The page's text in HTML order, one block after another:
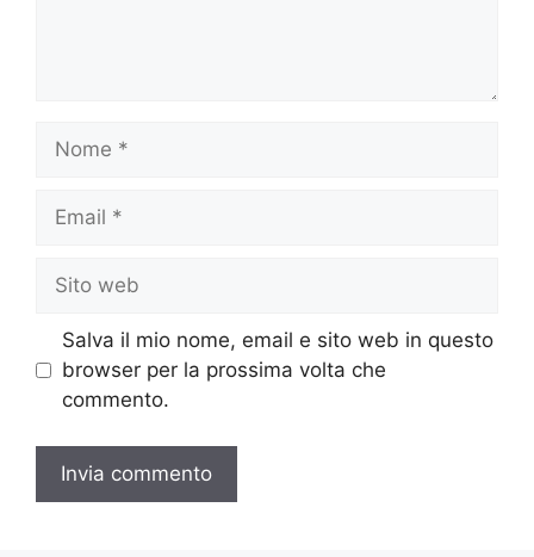
Nome
Email
Sito
web
Salva il mio nome, email e sito web in questo
browser per la prossima volta che
commento.